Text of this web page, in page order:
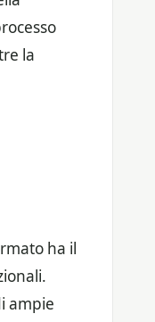
la
ha il
ampie